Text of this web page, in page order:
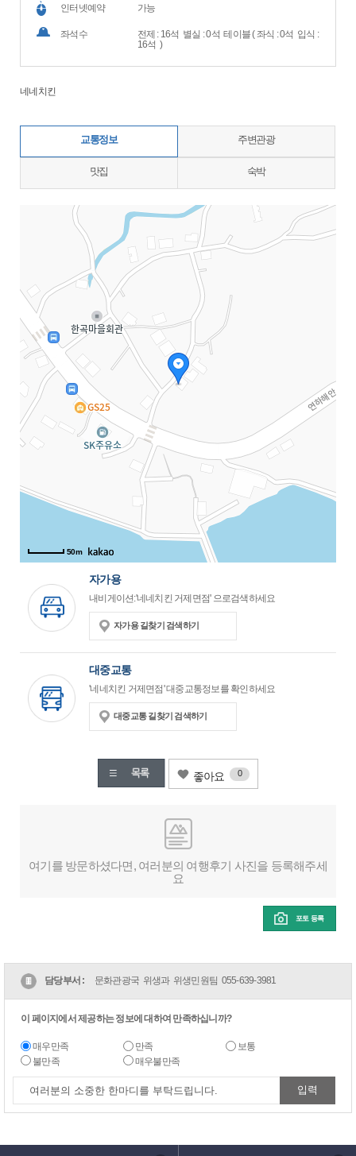
인터넷예약 가능
좌석수
전제 : 16석 별실 : 0석 테이블 ( 좌식 : 0석 입식 :
16석 )
네네치킨
교통정보 주변관광
맛집 숙박
지도삽입 (가로100%)
50m
자가용
내비게이션:'네네치킨 거제면점' 으로검색하세요
자가용 길찾기 검색하기
대중교통
'네네치킨 거제면점' 대중교통정보를 확인하세요
대중교통 길찾기 검색하기
좋아요 0
여기를 방문하셨다면, 여러분의 여행후기 사진을 등록해주세
요
포토 등록
담당부서 : 문화관광국 위생과 위생민원팀 055-639-3981
이 페이지에서 제공하는 정보에 대하여 만족하십니까?
매우만족 만족
보통
불만족
매우불만족